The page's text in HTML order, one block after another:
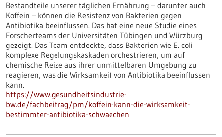
Bestandteile unserer täglichen Ernährung – darunter auch
Koffein – können die Resistenz von Bakterien gegen
Antibiotika beeinflussen. Das hat eine neue Studie eines
Forscherteams der Universitäten Tübingen und Würzburg
gezeigt. Das Team entdeckte, dass Bakterien wie E. coli
komplexe Regelungskaskaden orchestrieren, um auf
chemische Reize aus ihrer unmittelbaren Umgebung zu
reagieren, was die Wirksamkeit von Antibiotika beeinflussen
kann.
https://www.gesundheitsindustrie-
bw.de/fachbeitrag/pm/koffein-kann-die-wirksamkeit-
bestimmter-antibiotika-schwaechen